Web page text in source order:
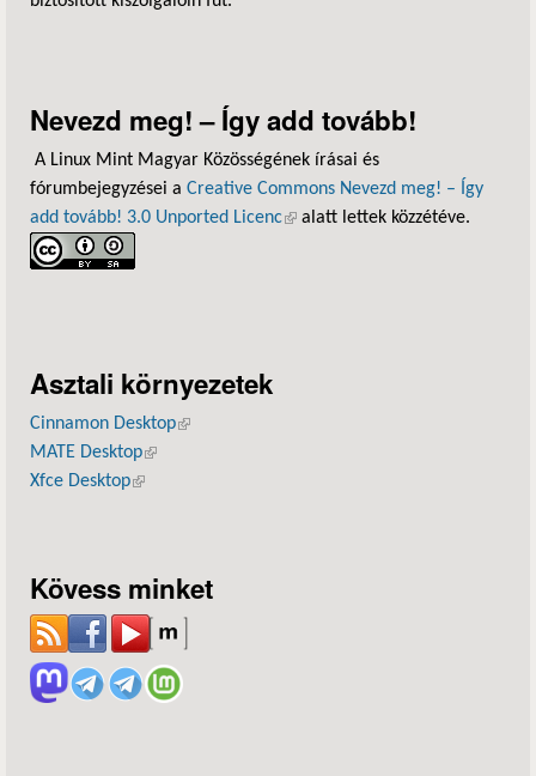
Nevezd meg! – Így add tovább!
A Linux Mint Magyar Közösségének írásai és
fórumbejegyzései a Creative Commons Nevezd meg! – Így
add tovább! 3.0 Unported Licenc(külső hivatkozás)
alatt lettek közzétéve.
Asztali környezetek
Cinnamon Desktop(külső hivatkozás)
MATE Desktop(külső hivatkozás)
Xfce Desktop(külső hivatkozás)
Kövess minket